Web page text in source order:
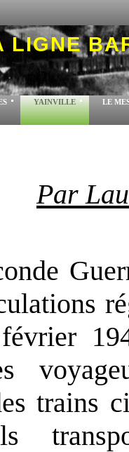
LIGNE
YAINVILLE LE
Par
trains